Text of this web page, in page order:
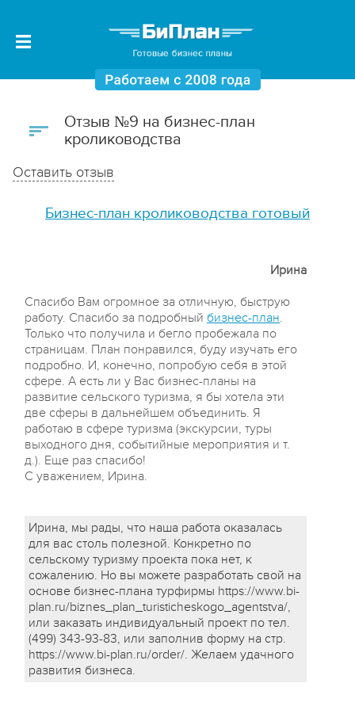
Отзыв №9 на бизнес-план
кролиководства
Оставить отзыв
Бизнес-план кролиководства готовый
Ирина
Спасибо Вам огромное за отличную, быструю
работу. Спасибо за подробный бизнес-план.
Только что получила и бегло пробежала по
страницам. План понравился, буду изучать его
подробно. И, конечно, попробую себя в этой
сфере. А есть ли у Вас бизнес-планы на
развитие сельского туризма, я бы хотела эти
две сферы в дальнейшем объединить. Я
работаю в сфере туризма (экскурсии, туры
выходного дня, событийные мероприятия и т.
д.). Еще раз спасибо!
С уважением, Ирина.
Ирина, мы рады, что наша работа оказалась
для вас столь полезной. Конкретно по
сельскому туризму проекта пока нет, к
сожалению. Но вы можете разработать свой на
основе бизнес-плана турфирмы https://www.bi-
plan.ru/biznes_plan_turisticheskogo_agentstva/,
или заказать индивидуальный проект по тел.
(499) 343-93-83, или заполнив форму на стр.
https://www.bi-plan.ru/order/. Желаем удачного
развития бизнеса.